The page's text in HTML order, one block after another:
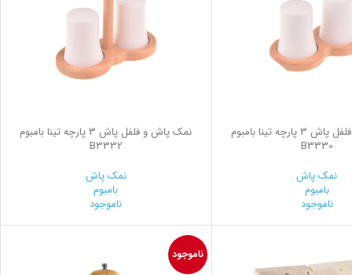
نمک پاش و فلفل پاش 3 پارچه تینا بامبوم
B3330
نمک پاش
بامبوم
ناموجود
نمک پاش و فلفل پاش 3 پارچه تینا بامبوم
B3332
نمک پاش
بامبوم
ناموجود
ناموجود